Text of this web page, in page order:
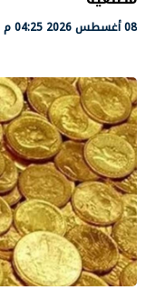
08 أغسطس 2026 04:25 م